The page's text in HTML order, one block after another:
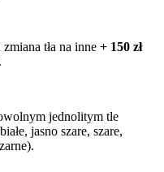
tła na inne + 150 zł
jednolitym tle
jasno szare, szare,